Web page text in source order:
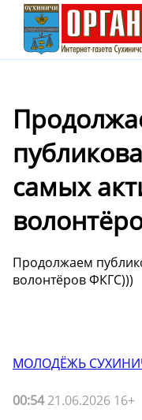
самых
Продолжаем
волонтёров ФКГС)))
МОЛОДЁЖЬ
00:5421.06.2026 16+